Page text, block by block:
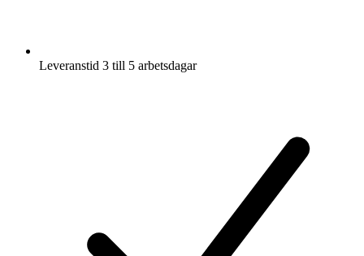
Leveranstid 3 till 5 arbetsdagar